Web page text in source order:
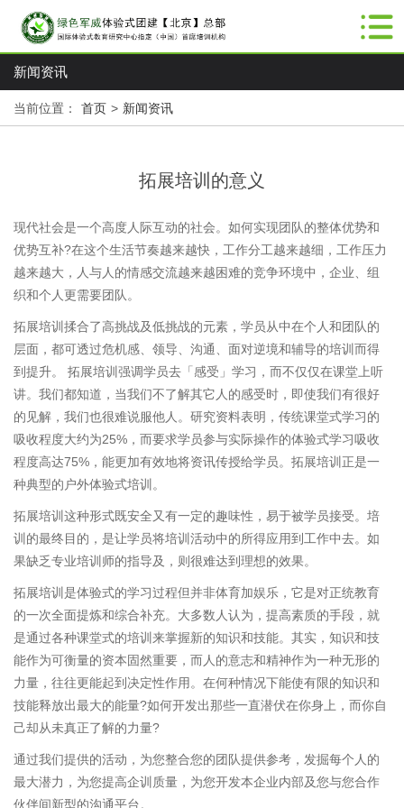
新闻资讯
当前位置： 首页 > 新闻资讯
拓展培训的意义
现代社会是一个高度人际互动的社会。如何实现团队的整体优势和
优势互补?在这个生活节奏越来越快，工作分工越来越细，工作压力
越来越大，人与人的情感交流越来越困难的竞争环境中，企业、组
织和个人更需要团队。
拓展培训揉合了高挑战及低挑战的元素，学员从中在个人和团队的
层面，都可透过危机感、领导、沟通、面对逆境和辅导的培训而得
到提升。 拓展培训强调学员去「感受」学习，而不仅仅在课堂上听
讲。我们都知道，当我们不了解其它人的感受时，即使我们有很好
的见解，我们也很难说服他人。研究资料表明，传统课堂式学习的
吸收程度大约为25%，而要求学员参与实际操作的体验式学习吸收
程度高达75%，能更加有效地将资讯传授给学员。拓展培训正是一
种典型的户外体验式培训。
拓展培训这种形式既安全又有一定的趣味性，易于被学员接受。培
训的最终目的，是让学员将培训活动中的所得应用到工作中去。如
果缺乏专业培训师的指导及，则很难达到理想的效果。
拓展培训是体验式的学习过程但并非体育加娱乐，它是对正统教育
的一次全面提炼和综合补充。大多数人认为，提高素质的手段，就
是通过各种课堂式的培训来掌握新的知识和技能。其实，知识和技
能作为可衡量的资本固然重要，而人的意志和精神作为一种无形的
力量，往往更能起到决定性作用。在何种情况下能使有限的知识和
技能释放出最大的能量?如何开发出那些一直潜伏在你身上，而你自
己却从未真正了解的力量?
通过我们提供的活动，为您整合您的团队提供参考，发掘每个人的
最大潜力，为您提高企训质量，为您开发本企业内部及您与您合作
伙伴间新型的沟通平台。